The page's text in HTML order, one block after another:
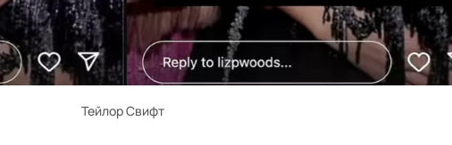
Тейлор Свифт